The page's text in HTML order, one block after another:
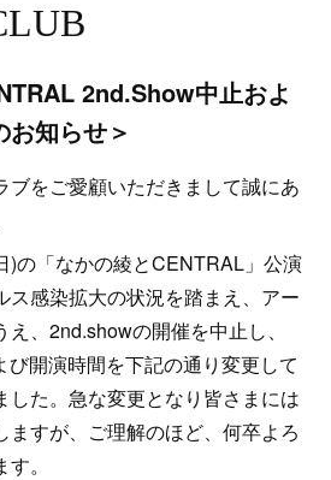
2nd.Show中止およ
知らせ＞
ブをご愛顧いただきまして誠にあ
)の「なかの綾とCENTRAL」公演
ス感染拡大の状況を踏まえ、アー
、2nd.showの開催を中止し、
び開演時間を下記の通り変更して
した。急な変更となり皆さまには
ますが、ご理解のほど、何卒よろ
。